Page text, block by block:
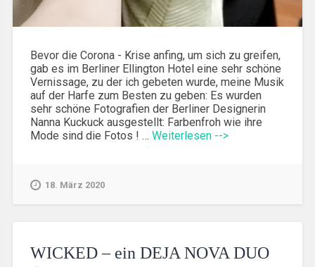
Bevor die Corona - Krise anfing, um sich zu greifen,
gab es im Berliner Ellington Hotel eine sehr schöne
Vernissage, zu der ich gebeten wurde, meine Musik
auf der Harfe zum Besten zu geben: Es wurden
sehr schöne Fotografien der Berliner Designerin
Nanna Kuckuck ausgestellt: Farbenfroh wie ihre
Mode sind die Fotos ! … Weiterlesen -->
18. März 2020
WICKED – ein DEJA NOVA DUO